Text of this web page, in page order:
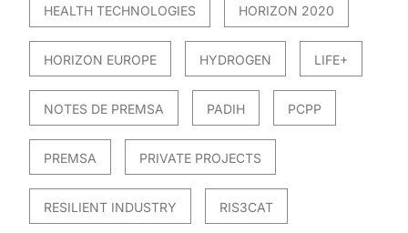
HEALTH TECHNOLOGIES HORIZON 2020
HORIZON EUROPE HYDROGEN LIFE+
NOTES DE PREMSA PADIH PCPP
PREMSA PRIVATE PROJECTS
RESILIENT INDUSTRY RIS3CAT